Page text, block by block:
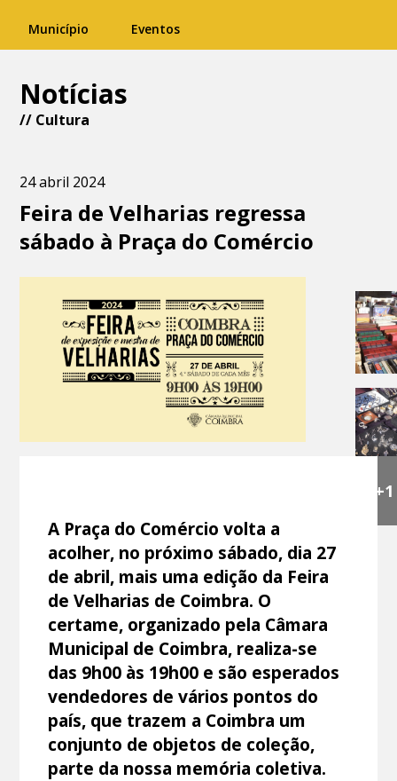
Município Eventos
Notícias
// Cultura
24 abril 2024
Feira de Velharias regressa
sábado à Praça do Comércio
+1
A Praça do Comércio volta a
acolher, no próximo sábado, dia 27
de abril, mais uma edição da Feira
de Velharias de Coimbra. O
certame, organizado pela Câmara
Municipal de Coimbra, realiza-se
das 9h00 às 19h00 e são esperados
vendedores de vários pontos do
país, que trazem a Coimbra um
conjunto de objetos de coleção,
parte da nossa memória coletiva.